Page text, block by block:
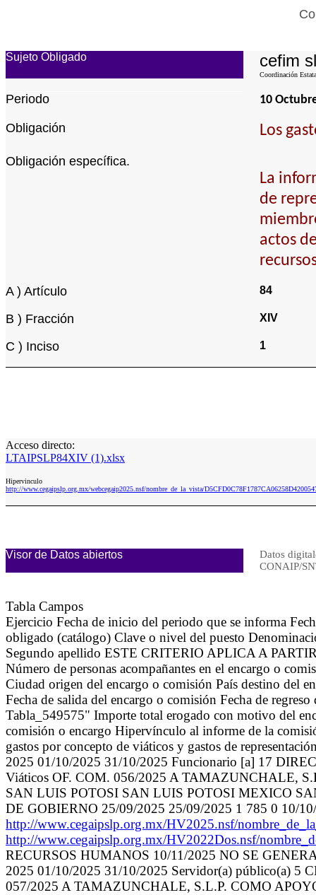
Sujeto Obligado cefim
Coordinación
Periodo 10
Obligación Los
Obligación específica.
La
de
actos
A ) Artículo 84
B ) Fracción XIV
C ) Inciso 1
Acceso directo:
LTAIPSLP84XIV (1).xlsx
Hipervinculo
http://www.cegaipslp.org.mx/webcegaip2025.nsf/nombre_de_la_vista/
Visor de Datos abiertos
Datos
CONAIP/
Tabla Campos
Ejercicio Fecha de inicio del periodo que se informa
obligado (catálogo) Clave o nivel del puesto
Segundo apellido ESTE CRITERIO APLICA A
Número de personas acompañantes en el encargo o
Ciudad origen del encargo o comisión País destino del
Fecha de salida del encargo o comisión Fecha de
Tabla_549575" Importe total erogado con motivo del
comisión o encargo Hipervínculo al informe de la
gastos por concepto de viáticos y gastos de
2025 01/10/2025 31/10/2025 Funcionario [a] 17
Viáticos OF. COM. 056/2025 A TAMAZUNCHALE,
SAN LUIS POTOSI SAN LUIS POTOSI MEXICO
DE GOBIERNO 25/09/2025 25/09/2025 1 785 0 10/
http://www.cegaipslp.org.mx/HV2025.nsf/
http://www.cegaipslp.org.mx/HV2022Dos.nsf/
RECURSOS HUMANOS 10/11/2025 NO SE
2025 01/10/2025 31/10/2025 Servidor(a) público(a) 5
057/2025 A TAMAZUNCHALE, S.L.P. COMO